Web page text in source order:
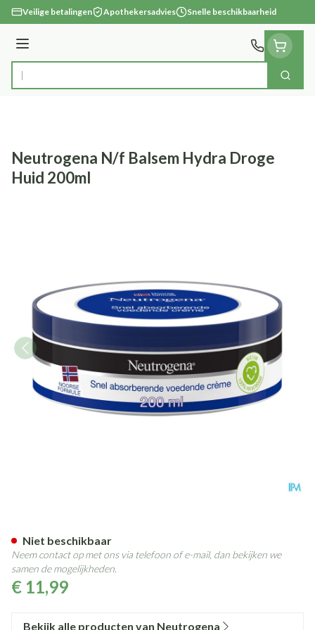
Ga naar de inhoud
Veilige betalingen Apothekersadvies Snelle beschikbaarheid
Menu
Product, merk, categorie... Zoek
Neutrogena N/f Balsem Hydra Droge
Huid 200ml
€ 11,99
Niet beschikbaar
Neem contact op met ons via telefoon of e-mail, dan bekijken we
samen de mogelijkheden.
Bekijk alle producten van Neutrogena